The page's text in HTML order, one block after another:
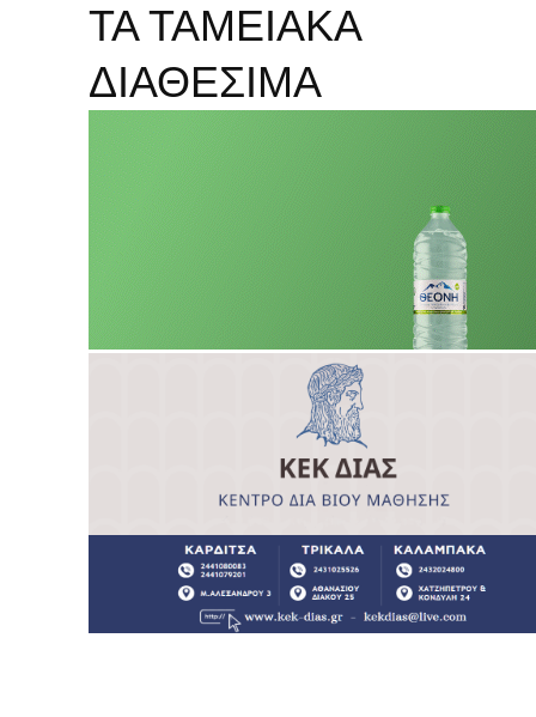
ΤΑ ΤΑΜΕΙΑΚΑ
ΔΙΑΘΕΣΙΜΑ